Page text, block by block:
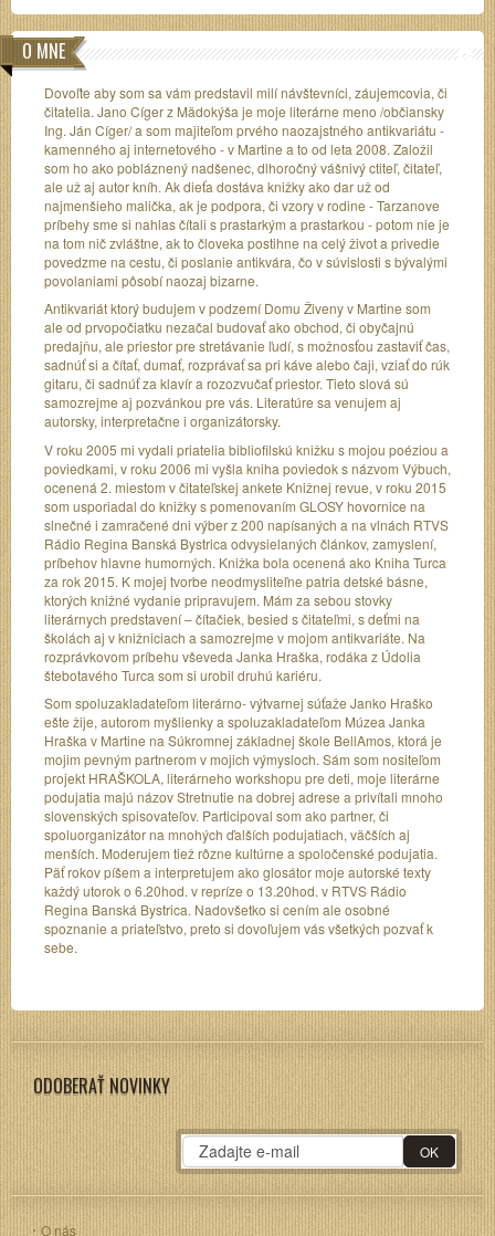
O MNE
Dovoľte aby som sa vám predstavil milí návštevníci, záujemcovia, či
čitatelia. Jano Cíger z Mädokýša je moje literárne meno /občiansky
Ing. Ján Cíger/ a som majiteľom prvého naozajstného antikvariátu -
kamenného aj internetového - v Martine a to od leta 2008. Založil
som ho ako pobláznený nadšenec, dlhoročný vášnivý ctiteľ, čitateľ,
ale už aj autor kníh. Ak dieťa dostáva knižky ako dar už od
najmenšieho malička, ak je podpora, či vzory v rodine - Tarzanove
príbehy sme si nahlas čítali s prastarkým a prastarkou - potom nie je
na tom nič zvláštne, ak to človeka postihne na celý život a privedie
povedzme na cestu, či poslanie antikvára, čo v súvislosti s bývalými
povolaniami pôsobí naozaj bizarne.
Antikvariát ktorý budujem v podzemí Domu Živeny v Martine som
ale od prvopočiatku nezačal budovať ako obchod, či obyčajnú
predajňu, ale priestor pre stretávanie ľudí, s možnosťou zastaviť čas,
sadnúť si a čítať, dumať, rozprávať sa pri káve alebo čaji, vziať do rúk
gitaru, či sadnúť za klavír a rozozvučať priestor. Tieto slová sú
samozrejme aj pozvánkou pre vás. Literatúre sa venujem aj
autorsky, interpretačne i organizátorsky.
V roku 2005 mi vydali priatelia bibliofilskú knižku s mojou poéziou a
poviedkami, v roku 2006 mi vyšla kniha poviedok s názvom Výbuch,
ocenená 2. miestom v čitateľskej ankete Knižnej revue, v roku 2015
som usporiadal do knižky s pomenovaním GLOSY hovornice na
slnečné i zamračené dni výber z 200 napísaných a na vlnách RTVS
Rádio Regina Banská Bystrica odvysielaných článkov, zamyslení,
príbehov hlavne humorných. Knižka bola ocenená ako Kniha Turca
za rok 2015. K mojej tvorbe neodmysliteľne patria detské básne,
ktorých knižné vydanie pripravujem. Mám za sebou stovky
literárnych predstavení – čítačiek, besied s čitateľmi, s deťmi na
školách aj v knižniciach a samozrejme v mojom antikvariáte. Na
rozprávkovom príbehu vševeda Janka Hraška, rodáka z Údolia
štebotavého Turca som si urobil druhú kariéru.
Som spoluzakladateľom literárno- výtvarnej súťaže Janko Hraško
ešte žije, autorom myšlienky a spoluzakladateľom Múzea Janka
Hraška v Martine na Súkromnej základnej škole BellAmos, ktorá je
mojim pevným partnerom v mojich výmysloch. Sám som nositeľom
projekt HRAŠKOLA, literárneho workshopu pre deti, moje literárne
podujatia majú názov Stretnutie na dobrej adrese a privítali mnoho
slovenských spisovateľov. Participoval som ako partner, či
spoluorganizátor na mnohých ďalších podujatiach, väčších aj
menších. Moderujem tiež rôzne kultúrne a spoločenské podujatia.
Päť rokov píšem a interpretujem ako glosátor moje autorské texty
každý utorok o 6.20hod. v repríze o 13.20hod. v RTVS Rádio
Regina Banská Bystrica. Nadovšetko si cením ale osobné
spoznanie a priateľstvo, preto si dovoľujem vás všetkých pozvať k
sebe.
ODOBERAŤ NOVINKY
O nás